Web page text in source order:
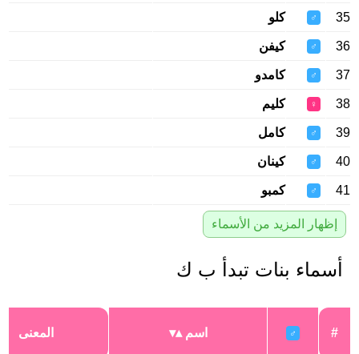
35
♂ كلو
36
♂ كيفن
37
♂ كامدو
38
♀ كليم
39
♂ كامل
40
♂ كينان
41
♂ كمبو
إظهار المزيد من الأسماء
أسماء بنات تبدأ ب ك
#
♂ اسم المعنى